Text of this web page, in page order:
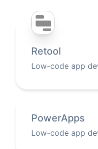
Retool
Low-code app
PowerApps
Low-code app